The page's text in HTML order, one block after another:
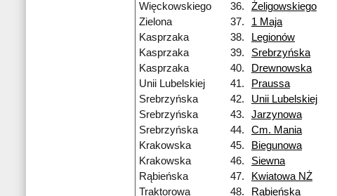
Więckowskiego
36. Żeligowskiego
Zielona
37. 1 Maja
Kasprzaka
38. Legionów
Kasprzaka
39. Srebrzyńska
Kasprzaka
40. Drewnowska
Unii Lubelskiej
41. Praussa
Srebrzyńska
42. Unii Lubelskiej
Srebrzyńska
43. Jarzynowa
Srebrzyńska
44. Cm. Mania
Krakowska
45. Biegunowa
Krakowska
46. Siewna
Rąbieńska
47. Kwiatowa NŻ
Traktorowa
48. Rąbieńska